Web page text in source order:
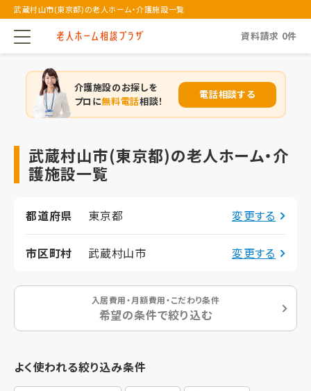
武蔵村山市(東京都)の老人ホーム・介護施設一覧
資料請求 0件
介護施設のお探しを
プロに無料電話相談！
電話相談する
武蔵村山市(東京都)の老人ホーム・介
護施設一覧
都道府県 東京都 変更する
市区町村 武蔵村山市 変更する
入居費用・月額費用・こだわり条件
希望の条件で絞り込む
よく使われる絞り込み条件